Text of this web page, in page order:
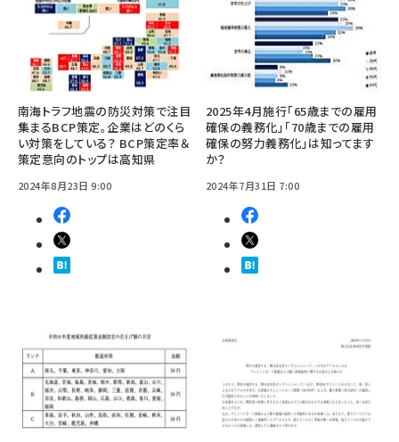
南海トラフ地震の防災対策で注目
集まるBCP策定。企業はどのくら
い対策をしている？ BCP策定率＆
策定意向のトップは高知県
2024年8月23日 9:00
2025年4月施行「65歳までの雇用
確保の義務化」「70歳までの雇用
確保の努力義務化」は知ってます
か？
2024年7月31日 7:00